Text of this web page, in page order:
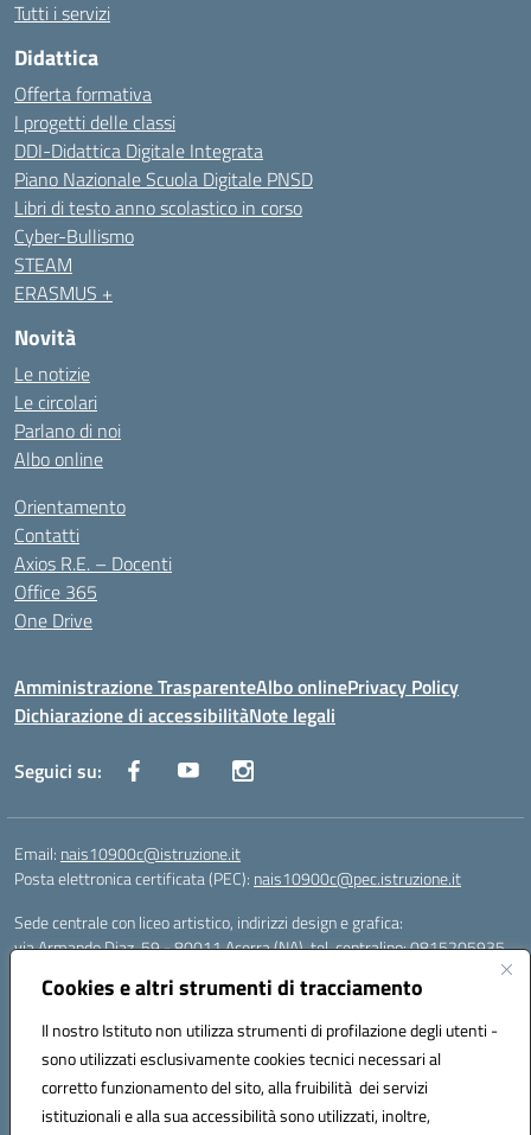
Cookies e altri strumenti di tracciamento
Il nostro Istituto non utilizza strumenti di profilazione degli utenti -
sono utilizzati esclusivamente cookies tecnici necessari al
corretto funzionamento del sito, alla fruibilità dei servizi
istituzionali e alla sua accessibilità sono utilizzati, inoltre,
Tutti i servizi
Didattica
Offerta formativa
I progetti delle classi
DDI-Didattica Digitale Integrata
Piano Nazionale Scuola Digitale PNSD
Libri di testo anno scolastico in corso
Cyber-Bullismo
STEAM
ERASMUS +
Novità
Le notizie
Le circolari
Parlano di noi
Albo online
Orientamento
Contatti
Axios R.E. – Docenti
Office 365
One Drive
Amministrazione TrasparenteAlbo onlinePrivacy Policy
Dichiarazione di accessibilitàNote legali
Seguici su:
Email: nais10900c@istruzione.it
Posta elettronica certificata (PEC): nais10900c@pec.istruzione.it
Sede centrale con liceo artistico, indirizzi design e grafica:
via Armando Diaz, 59 - 80011 Acerra (NA), tel. centralino: 0815205935
via T. Campanella, 80011 Acerra (NA), tel/fax: 0818850905
Sede succursale con liceo musicale:
via S. Pellico, 80011 Acerra (NA), tel: 08119660921
Email: nais10900c@istruzione.it | PEC: nais10900c@pec.istruzione.it |
Nome Ufficio PA: Uff_eFatturaPA | Codice Univoco ufficio: UFOYYV |
C.Fisc: 93056740637